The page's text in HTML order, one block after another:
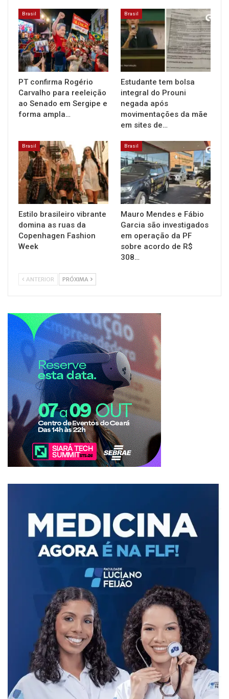
Brasil
PT confirma Rogério
Carvalho para reeleição
ao Senado em Sergipe e
forma ampla…
Brasil
Estudante tem bolsa
integral do Prouni
negada após
movimentações da mãe
em sites de…
Brasil
Estilo brasileiro vibrante
domina as ruas da
Copenhagen Fashion
Week
Brasil
Mauro Mendes e Fábio
Garcia são investigados
em operação da PF
sobre acordo de R$
308…
ANTERIOR PRÓXIMA